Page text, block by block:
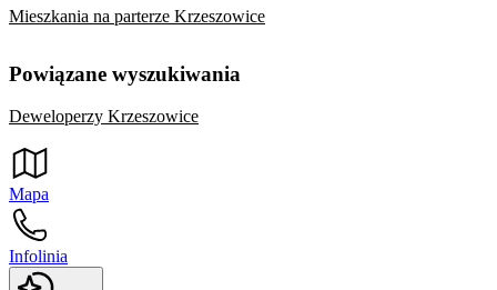
Mieszkania na parterze Krzeszowice
Powiązane wyszukiwania
Deweloperzy Krzeszowice
Mapa
Infolinia